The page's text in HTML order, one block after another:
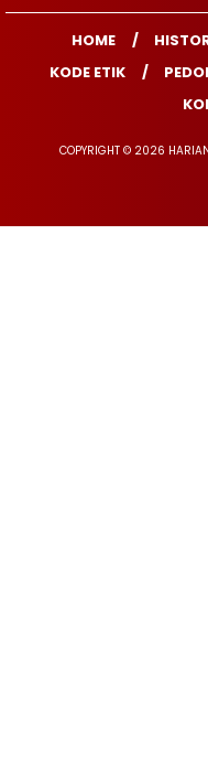
HOME
KODE ETIK
COPYRIGHT © 2026